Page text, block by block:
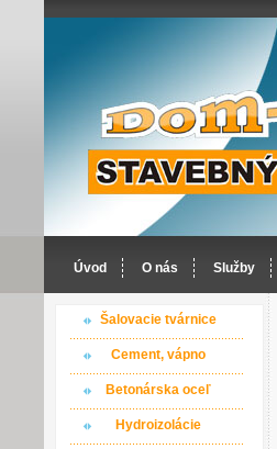
Úvod O nás Služby
Šalovacie tvárnice
Cement, vápno
Betonárska oceľ
Hydroizolácie